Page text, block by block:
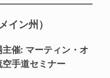
イン州）
催: マーティン・オ
手道セミナー